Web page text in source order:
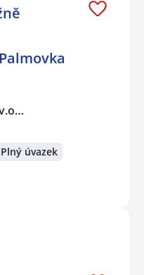
Plný úvazek